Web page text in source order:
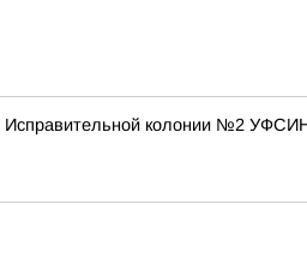
Исправительной колонии №2